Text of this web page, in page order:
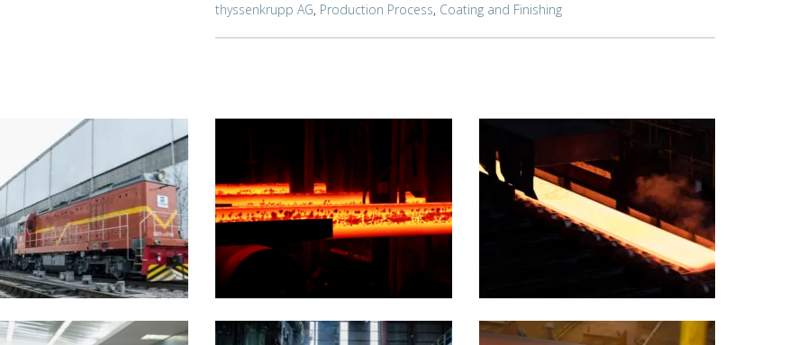
thyssenkrupp AG, Production Process, Coating and Finishing